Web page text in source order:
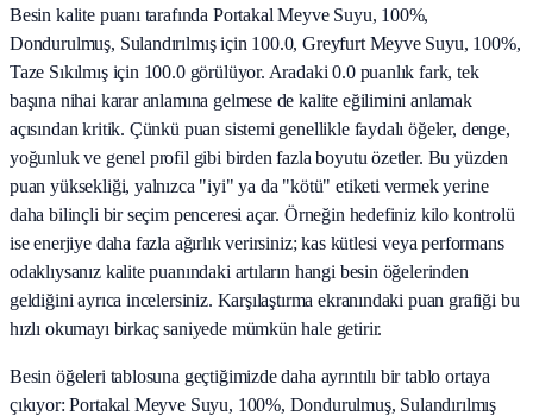
Besin kalite puanı tarafında Portakal Meyve Suyu, 100%,
Dondurulmuş, Sulandırılmış için 100.0, Greyfurt Meyve Suyu, 100%,
Taze Sıkılmış için 100.0 görülüyor. Aradaki 0.0 puanlık fark, tek
başına nihai karar anlamına gelmese de kalite eğilimini anlamak
açısından kritik. Çünkü puan sistemi genellikle faydalı öğeler, denge,
yoğunluk ve genel profil gibi birden fazla boyutu özetler. Bu yüzden
puan yüksekliği, yalnızca "iyi" ya da "kötü" etiketi vermek yerine
daha bilinçli bir seçim penceresi açar. Örneğin hedefiniz kilo kontrolü
ise enerjiye daha fazla ağırlık verirsiniz; kas kütlesi veya performans
odaklıysanız kalite puanındaki artıların hangi besin öğelerinden
geldiğini ayrıca incelersiniz. Karşılaştırma ekranındaki puan grafiği bu
hızlı okumayı birkaç saniyede mümkün hale getirir.
Besin öğeleri tablosuna geçtiğimizde daha ayrıntılı bir tablo ortaya
çıkıyor: Portakal Meyve Suyu, 100%, Dondurulmuş, Sulandırılmış